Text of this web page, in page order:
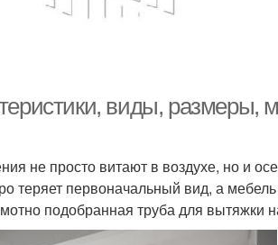
виды, размеры,
не просто витают в воздухе, но и
теряет первоначальный вид, а
подобранная труба для вытяжки